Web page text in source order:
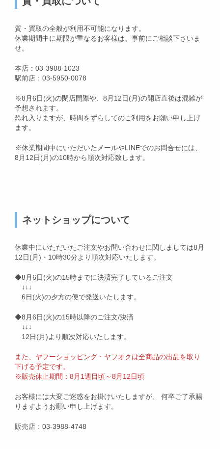
質・買取の全般が利用不可能になります。
休業期間中に期限が重なるお客様は、事前にご相談下さいま
せ。
本店：03-3988-1023
駅前店：03-5950-0078
※8月6日(火)の閉店間際や、8月12日(月)の開店直後は混雑が
予想されます。
恐れ入りますが、時間をずらしてのご利用をお願い申し上げ
ます。
※休業期間中にいただいたメールやLINEでのお問合せには、
8月12日(月)の10時から順次対応致します。
ネットショップについて
休業中にいただいたご注文やお問い合わせに関しましては8月
12日(月)・10時30分より順次対応いたします。
◆8月6日(火)の15時までに決済完了しているご注文
↓↓↓
6日(火)の夕方の便で発送いたします。
◆8月6日(火)の15時以降のご注文/決済
↓↓↓
12日(月)より順次対応いたします。
また、ヤフーショッピング・ヤフオクは全商品の出品を取り
下げる予定です。
※販売休止期間：8月1週目頃～8月12日頃
お客様には大変ご迷惑をお掛けいたしますが、 何卒ご了承賜
りますようお願い申し上げます。
販売店：03-3988-4748